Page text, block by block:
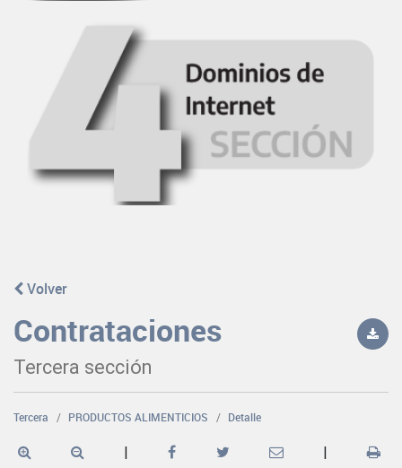
Volver
Contrataciones
Tercera sección
Tercera PRODUCTOS ALIMENTICIOS Detalle
| |